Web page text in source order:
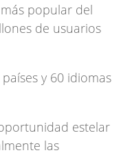
popular del
de usuarios
y 60 idiomas
estelar
las